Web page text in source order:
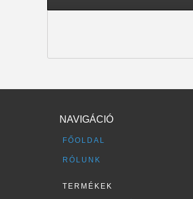
NAVIGÁCIÓ
FŐOLDAL
RÓLUNK
TERMÉKEK